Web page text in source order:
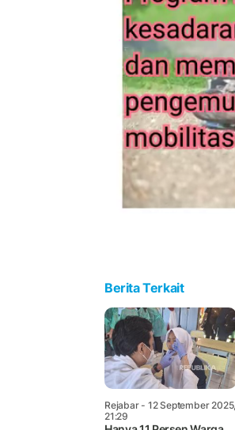
Berita Terkait
Rejabar- 12 September 2025,
21:29